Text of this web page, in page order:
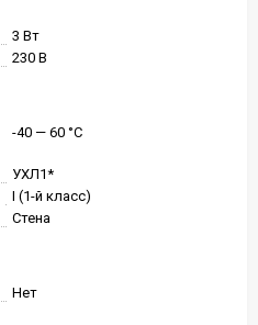
3 Вт
230 В
-40 — 60 °C
УХЛ1*
I (1-й класс)
Стена
Нет